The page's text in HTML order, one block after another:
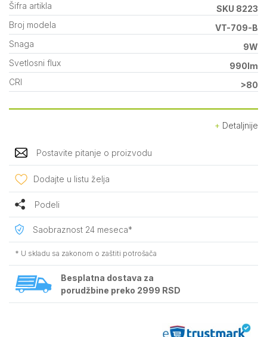
Šifra artikla
SKU 8223
Broj modela
VT-709-B
Snaga
9W
Svetlosni flux
990lm
CRI
>80
Detaljnije
Postavite pitanje o proizvodu
Dodajte u listu želja
Podeli
Saobraznost 24 meseca*
* U skladu sa zakonom o zaštiti potrošača
Besplatna dostava za
porudžbine preko 2999 RSD